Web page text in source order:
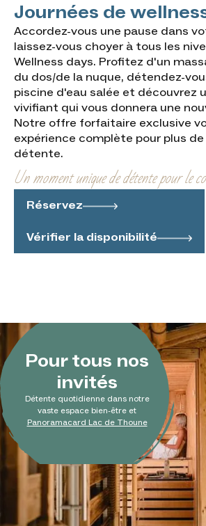
Journées de
Accordez-vous une pause dans
laissez-vous choyer à tous les
Wellness days. Profitez d'un
du dos/de la nuque, détendez-
piscine d'eau salée et découvrez
vivifiant qui vous donnera une
Notre offre forfaitaire exclusive
expérience complète pour plus
détente.
Un moment unique de détente pour le
Réservez
Vérifier la disponibilité
Pour tous nos
invités
Détente quotidienne dans notre
vaste espace bien-être et
Panoramacard Lac de Thoune